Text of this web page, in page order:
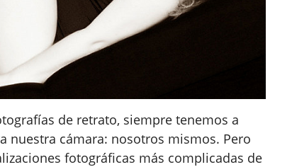
de retrato, siempre tenemos a
nuestra cámara: nosotros mismos. Pero
fotográficas más complicadas de